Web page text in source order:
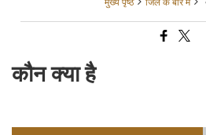
मुख्य पृष्ठ जिले के बारे में
कौन क्या है